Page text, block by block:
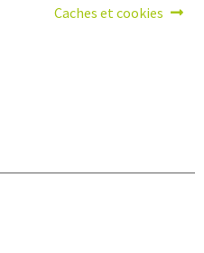
Caches et cookies